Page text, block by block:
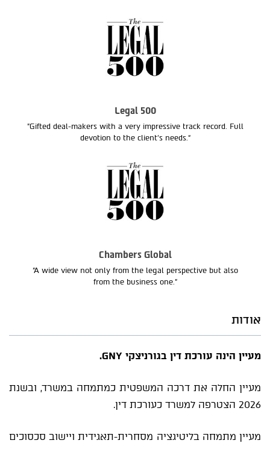
Legal 500
"Gifted deal-makers with a very impressive track record. Full
devotion to the client’s needs.“
Chambers Global
“A wide view not only from the legal perspective but also
from the business one.”
אודות
מעיין הינה עורכת דין בגורניצקי GNY.
מעיין החלה את דרכה המשפטית כמתמחה במשרד, ובשנת
2026 הצטרפה למשרד כעורכת דין.
מעיין מתמחה בליטיגציה מסחרית-תאגידית ויישוב סכסוכים